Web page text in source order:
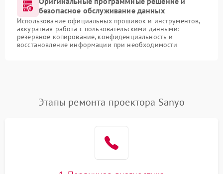
безопасное обслуживание данных
Использование официальных прошивок и инструментов,
аккуратная работа с пользовательскими данными:
резервное копирование, конфиденциальность и
восстановление информации при необходимости
Этапы ремонта проектора Sanyo